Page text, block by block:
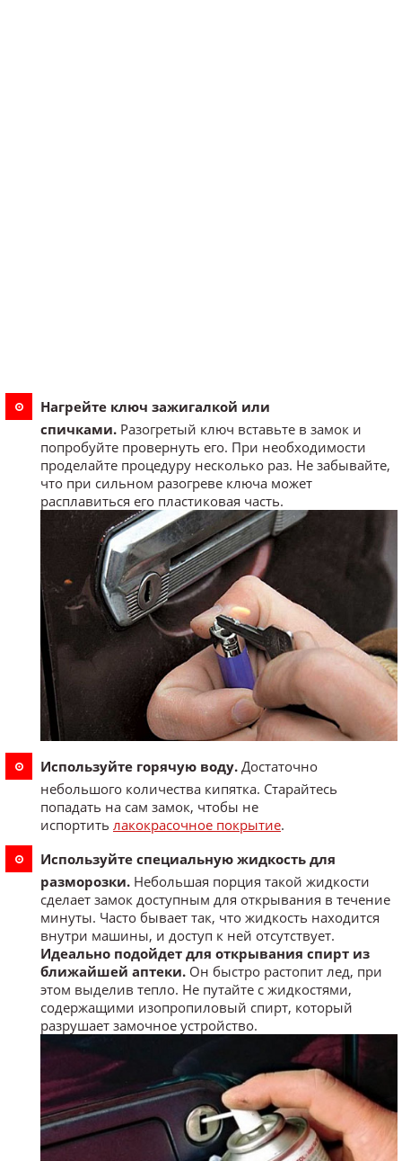
Нагрейте ключ зажигалкой или
спичками. Разогретый ключ вставьте в замок и
попробуйте провернуть его. При необходимости
проделайте процедуру несколько раз. Не забывайте,
что при сильном разогреве ключа может
расплавиться его пластиковая часть.
Используйте горячую воду. Достаточно
небольшого количества кипятка. Старайтесь
попадать на сам замок, чтобы не
испортить лакокрасочное покрытие.
Используйте специальную жидкость для
разморозки. Небольшая порция такой жидкости
сделает замок доступным для открывания в течение
минуты. Часто бывает так, что жидкость находится
внутри машины, и доступ к ней отсутствует.
Идеально подойдет для открывания спирт из
ближайшей аптеки. Он быстро растопит лед, при
этом выделив тепло. Не путайте с жидкостями,
содержащими изопропиловый спирт, который
разрушает замочное устройство.